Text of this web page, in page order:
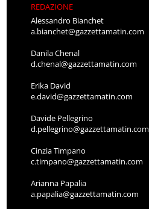
REDAZIONE
Alessandro Bianchet
a.bianchet@gazzettamatin.com
Danila Chenal
d.chenal@gazzettamatin.com
Erika David
e.david@gazzettamatin.com
Davide Pellegrino
d.pellegrino@gazzettamatin.com
Cinzia Timpano
c.timpano@gazzettamatin.com
Arianna Papalia
a.papalia@gazzettamatin.com